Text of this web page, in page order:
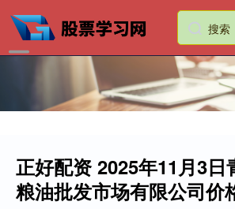
正好配资 2025年11月3日
粮油批发市场有限公司价